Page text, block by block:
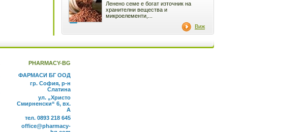
Ленено семе е богат източник на
хранителни вещества и
микроелементи,...
Виж
PHARMACY-BG
ФАРМАСИ БГ ООД
гр. София, р-н
Слатина
ул. „Христо
Смирненски“ 6, вх.
А
тел. 0893 218 645
office@pharmacy-